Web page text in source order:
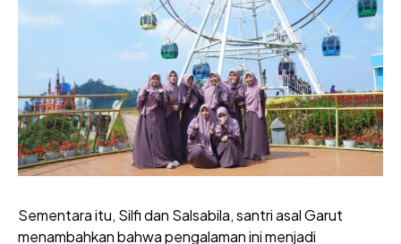
Sementara itu, Silfi dan Salsabila, santri asal Garut
menambahkan bahwa pengalaman ini menjadi